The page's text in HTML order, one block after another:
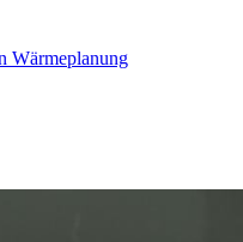
Wärmeplanung